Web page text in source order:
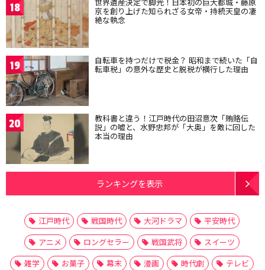
18 世界遺産決定で脚光！日本初の巨大都城・藤原
京を創り上げた知られざる女帝・持統天皇の凄
絶な執念
19 自転車を持つだけで税金？ 昭和まで続いた「自
転車税」の意外な歴史と脱税が横行した理由
20 教科書と違う！江戸時代の田沼意次「賄賂伝
説」の嘘と、水野忠邦が「大奥」を敵に回した
本当の理由
ランキングを表示
江戸時代 戦国時代 大河ドラマ
平安時代
アニメ
ロングセラー 戦国武将
スイーツ
雑学
お菓子 幕末 漫画 時代劇
テレビ